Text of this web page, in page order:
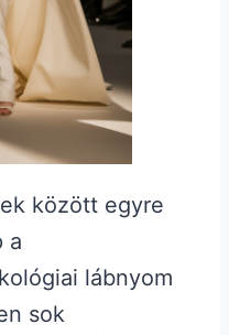
között egyre
a
lábnyom
sok